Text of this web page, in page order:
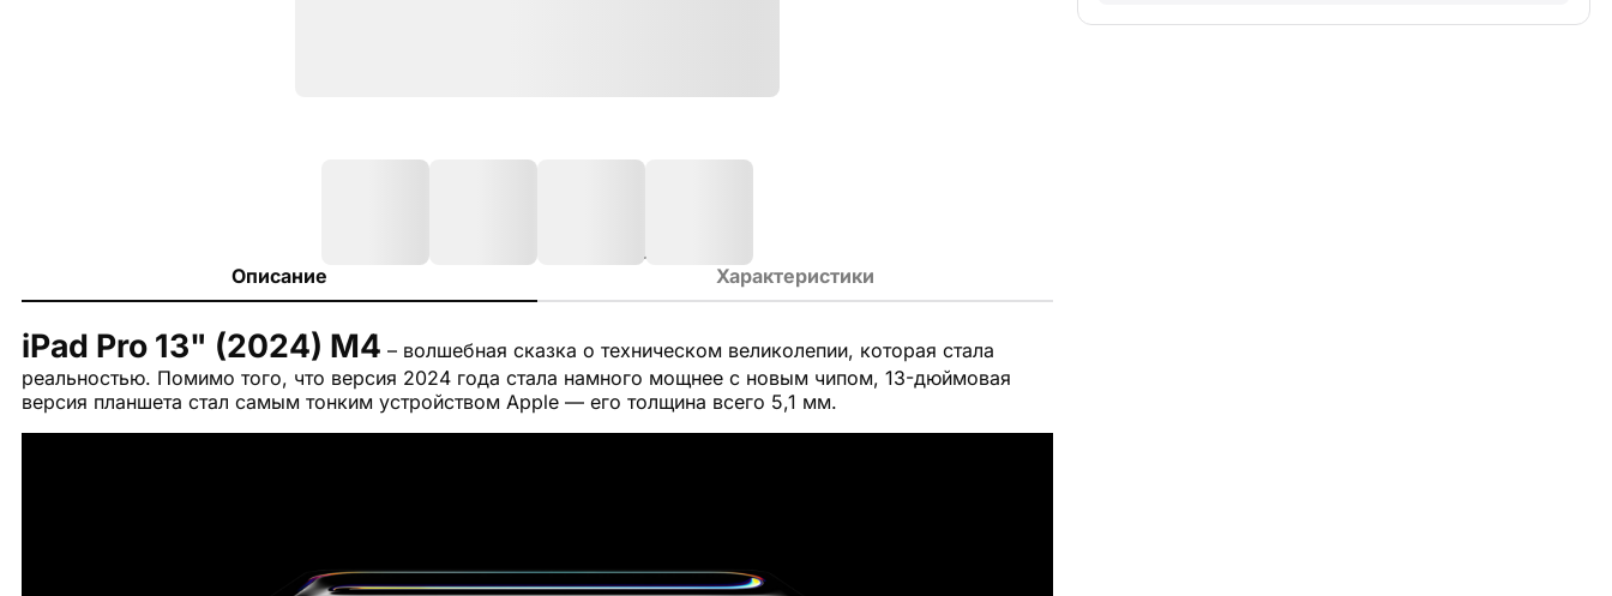
Описание Характеристики
iPad Pro 13" (2024) M4 – волшебная сказка о техническом великолепии, которая стала
реальностью. Помимо того, что версия 2024 года стала намного мощнее с новым чипом, 13-дюймовая
версия планшета стал самым тонким устройством Apple — его толщина всего 5,1 мм.